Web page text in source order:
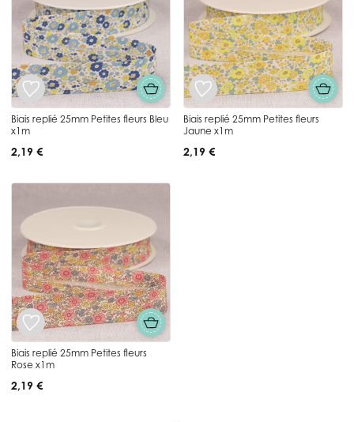
Biais replié 25mm Petites fleurs Bleu
x1m
2,19 €
Biais replié 25mm Petites fleurs
Jaune x1m
2,19 €
Biais replié 25mm Petites fleurs
Rose x1m
2,19 €